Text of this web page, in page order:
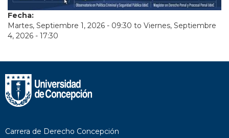
Fecha:
Martes, Septiembre 1, 2026 - 09:30 to Viernes, Septiembre
4, 2026 - 17:30
Carrera de Derecho Concepción